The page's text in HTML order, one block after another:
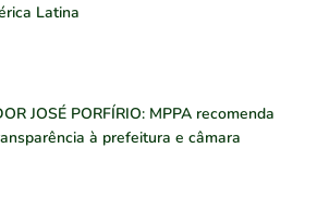
Latina
JOSÉ PORFÍRIO: MPPA recomenda
à prefeitura e câmara